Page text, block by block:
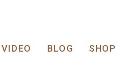
VIDEO BLOG SHOP